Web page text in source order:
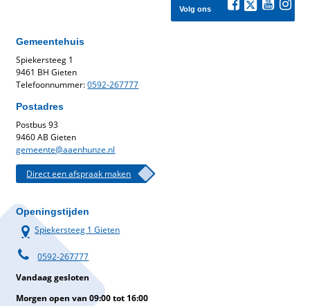
Volg ons
Gemeentehuis
Spiekersteeg 1
9461 BH Gieten
Telefoonnummer:0592-267777
Postadres
Postbus 93
9460 AB Gieten
gemeente@aaenhunze.nl
Direct een afspraak maken
Openingstijden
Spiekersteeg 1 Gieten
0592-267777
Vandaag gesloten
Morgen open van 09:00 tot 16:00